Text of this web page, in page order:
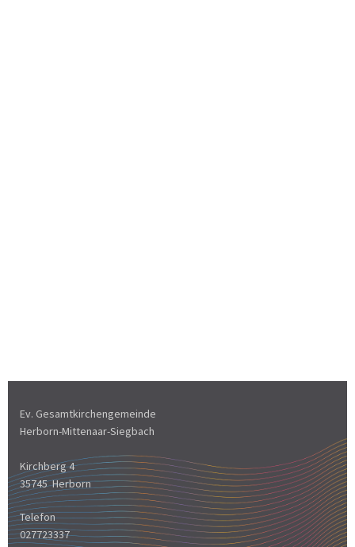
Ev. Gesamtkirchengemeinde
Herborn-Mittenaar-Siegbach
Kirchberg 4
35745 Herborn
Telefon
027723337